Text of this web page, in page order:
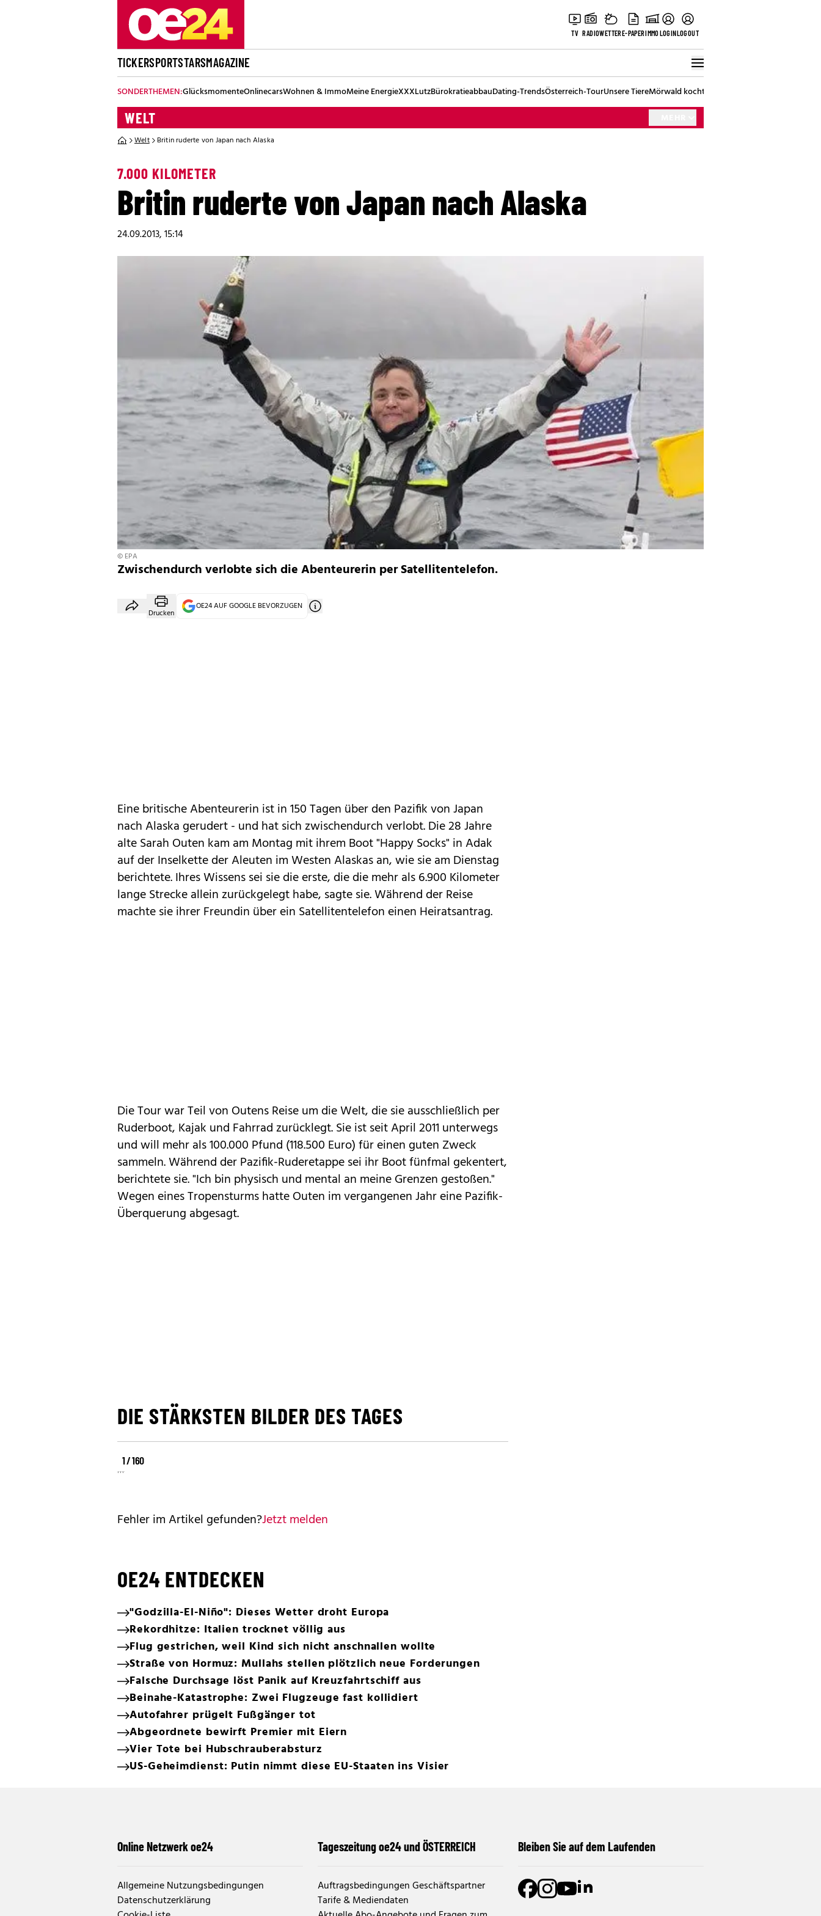
TV RADIOWETTERE-PAPERIMMOLOGINLOGOUT
TICKERSPORTSTARSMAGAZINE
SONDERTHEMEN:GlücksmomenteOnlinecarsWohnen & ImmoMeine EnergieXXXLutzBürokratieabbauDating-TrendsÖsterreich-TourUnsere TiereMörwald kocht
WELT
Welt Britin ruderte von Japan nach Alaska
7.000 KILOMETER
Britin ruderte von Japan nach Alaska
24.09.2013, 15:14
© EPA
Zwischendurch verlobte sich die Abenteurerin per Satellitentelefon.
Drucken
OE24 AUF GOOGLE BEVORZUGEN
Eine britische Abenteurerin ist in 150 Tagen über den Pazifik von Japan
nach Alaska gerudert - und hat sich zwischendurch verlobt. Die 28 Jahre
alte Sarah Outen kam am Montag mit ihrem Boot "Happy Socks" in Adak
auf der Inselkette der Aleuten im Westen Alaskas an, wie sie am Dienstag
berichtete. Ihres Wissens sei sie die erste, die die mehr als 6.900 Kilometer
lange Strecke allein zurückgelegt habe, sagte sie. Während der Reise
machte sie ihrer Freundin über ein Satellitentelefon einen Heiratsantrag.
Die Tour war Teil von Outens Reise um die Welt, die sie ausschließlich per
Ruderboot, Kajak und Fahrrad zurücklegt. Sie ist seit April 2011 unterwegs
und will mehr als 100.000 Pfund (118.500 Euro) für einen guten Zweck
sammeln. Während der Pazifik-Ruderetappe sei ihr Boot fünfmal gekentert,
berichtete sie. "Ich bin physisch und mental an meine Grenzen gestoßen."
Wegen eines Tropensturms hatte Outen im vergangenen Jahr eine Pazifik-
Überquerung abgesagt.
DIE STÄRKSTEN BILDER DES TAGES
1 / 160
©
REUTERS
©
REUTERS
©
REUTERS
Fehler im Artikel gefunden?Jetzt melden
OE24 ENTDECKEN
"Godzilla-El-Niño": Dieses Wetter droht Europa
Rekordhitze: Italien trocknet völlig aus
Flug gestrichen, weil Kind sich nicht anschnallen wollte
Straße von Hormuz: Mullahs stellen plötzlich neue Forderungen
Falsche Durchsage löst Panik auf Kreuzfahrtschiff aus
Beinahe-Katastrophe: Zwei Flugzeuge fast kollidiert
Autofahrer prügelt Fußgänger tot
Abgeordnete bewirft Premier mit Eiern
Vier Tote bei Hubschrauberabsturz
US-Geheimdienst: Putin nimmt diese EU-Staaten ins Visier
Online Netzwerk oe24
Allgemeine Nutzungsbedingungen
Datenschutzerklärung
Tageszeitung oe24 und ÖSTERREICH
Auftragsbedingungen Geschäftspartner
Tarife & Mediendaten
Bleiben Sie auf dem Laufenden